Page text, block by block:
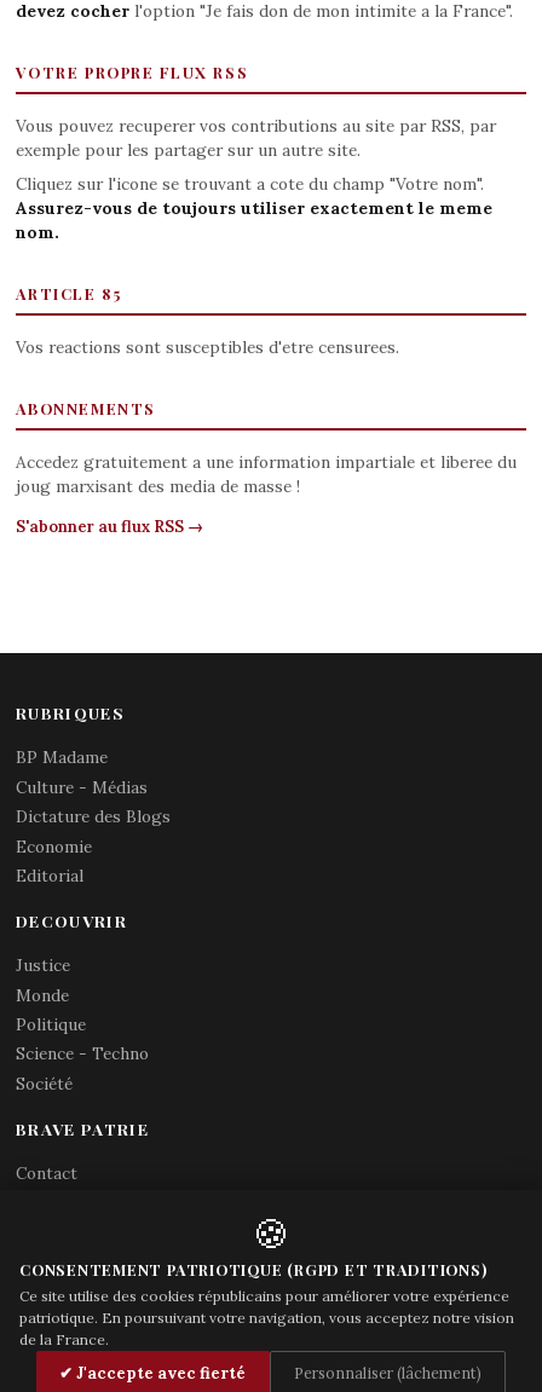
devez cocherl'option "Je fais don de mon intimite a la France".
VOTRE PROPRE FLUX RSS
Vous pouvez recuperer vos contributions au site par RSS, par
exemple pour les partager sur un autre site.
Cliquez sur l'icone se trouvant a cote du champ "Votre nom".
Assurez-vous de toujours utiliser exactement le meme
nom.
ARTICLE 85
Vos reactions sont susceptibles d'etre censurees.
ABONNEMENTS
Accedez gratuitement a une information impartiale et liberee du
joug marxisant des media de masse !
S'abonner au flux RSS →
RUBRIQUES
BP Madame
Culture - Médias
Dictature des Blogs
Economie
Editorial
DECOUVRIR
Justice
Monde
Politique
Science - Techno
Société
BRAVE PATRIE
Contact
Acces gouvernement
© Brave Patrie + friends—
🍪
CONSENTEMENT PATRIOTIQUE (RGPD ET TRADITIONS)
Ce site utilise des cookies républicains pour améliorer votre expérience
patriotique. En poursuivant votre navigation, vous acceptez notre vision
de la France.
✔ J'accepte avec fierté Personnaliser (lâchement)